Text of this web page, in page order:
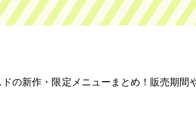
ドの新作・限定メニューまとめ！販売期間